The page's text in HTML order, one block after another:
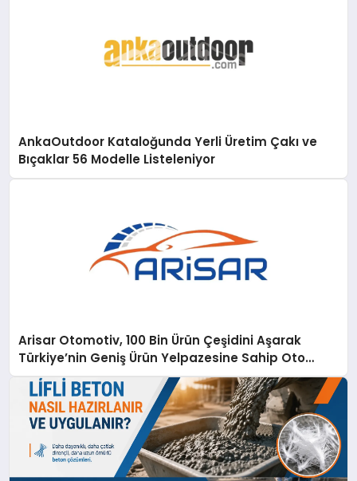
AnkaOutdoor Kataloğunda Yerli Üretim Çakı ve
Bıçaklar 56 Modelle Listeleniyor
Arisar Otomotiv, 100 Bin Ürün Çeşidini Aşarak
Türkiye’nin Geniş Ürün Yelpazesine Sahip Oto
Yedek Parça Platformlarından Biri Oldu